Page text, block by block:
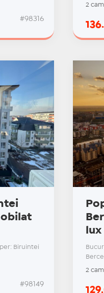
#98316
2
Biruintei
#98149
lux
2